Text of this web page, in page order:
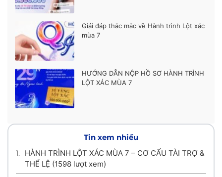
Giải đáp thắc mắc về Hành trình Lột xác
mùa 7
HƯỚNG DẪN NỘP HỒ SƠ HÀNH TRÌNH
LỘT XÁC MÙA 7
Tin xem nhiều
1. HÀNH TRÌNH LỘT XÁC MÙA 7 – CƠ CẤU TÀI TRỢ &
THỂ LỆ (1598 lượt xem)